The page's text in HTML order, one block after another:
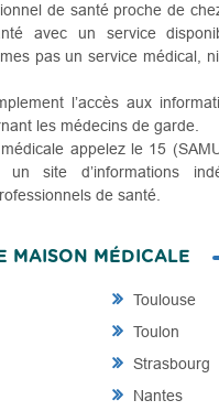
de santé proche de
avec un service
pas un service médical,
l’accès aux
les médecins de garde.
médicale appelez le 15
site d’informations
de santé.
MAISON MÉDICALE
Toulouse
Toulon
Strasbourg
Nantes